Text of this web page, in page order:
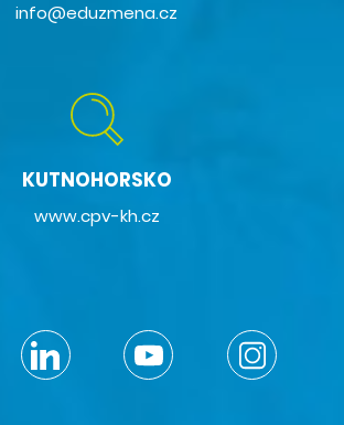
info@eduzmena.cz
KUTNOHORSKO
www.cpv-kh.cz